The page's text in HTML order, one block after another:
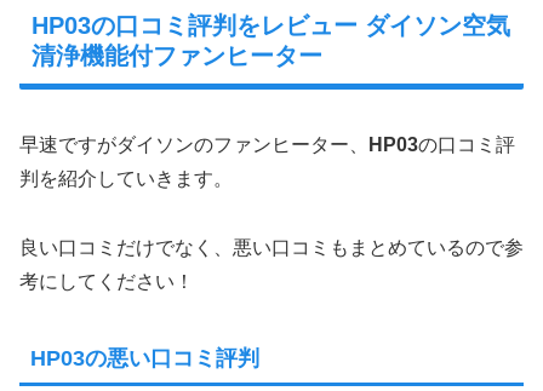
HP03の口コミ評判をレビュー ダイソン空気
清浄機能付ファンヒーター
早速ですがダイソンのファンヒーター、 HP03の口コミ評
判を紹介していきます。
良い口コミだけでなく、悪い口コミもまとめているので参
考にしてください！
HP03の悪い口コミ評判